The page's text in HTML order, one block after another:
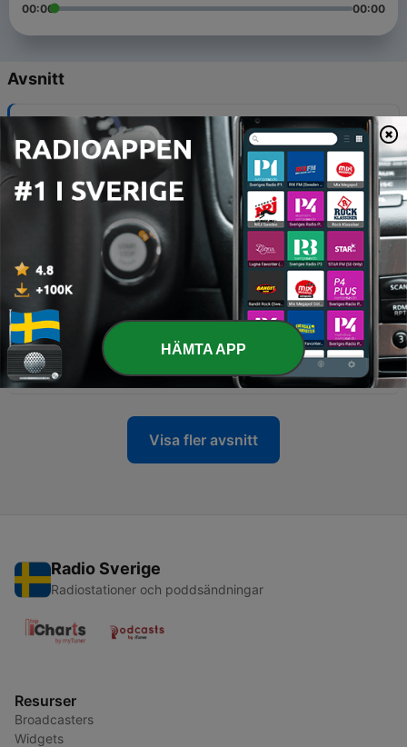
00:00 00:00
Avsnitt
- 103 Klubb - Showtek - 27 Juin 2026
12 Jul 2026
478 - 103 Klubb - Blasterjaxx - 27 Juin 2026
12 Jul 2026
103 Klubb - Rehab - 27 Juin 2026
12 Jul 2026
476 - 103 Klubb - Joel Corry - 27 Juin 2026
12 Jul 2026
475 - 103 Klubb - WW - 20 Juin 2026
12 Jul 2026
Visa fler avsnitt
Radio Sverige
Radiostationer och poddsändningar
Resurser
Broadcasters
Widgets
HÄMTA APP